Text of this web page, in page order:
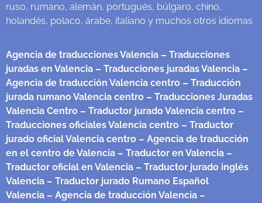
ruso, rumano, alemán, portugués, búlgaro, chino,
holandés, polaco, árabe, italiano y muchos otros idiomas
Agencia de traducciones Valencia – Traducciones
juradas en Valencia – Traducciones juradas Valencia –
Agencia de traducción Valencia centro – Traducción
jurada rumano Valencia centro – Traducciones Juradas
Valencia Centro – Traductor jurado Valencia centro –
Traducciones oficiales Valencia centro – Traductor
jurado oficial Valencia centro – Agencia de traducción
en el centro de Valencia – Traductor en Valencia –
Traductor oficial en Valencia – Traductor jurado inglés
Valencia – Traductor jurado Rumano Español
Valencia – Agencia de traducción Valencia –